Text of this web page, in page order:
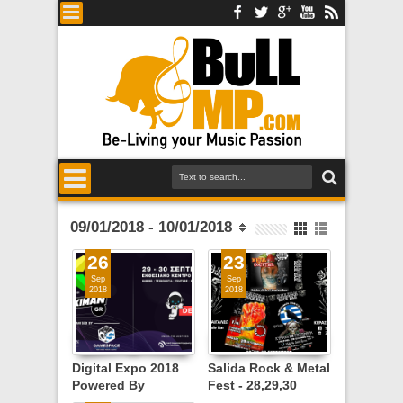
09/01/2018 - 10/01/2018
Digital Expo 2018
Powered By
26
Sep
2018
Salida Rock & Metal
Fest - 28,29,30
23
Sep
2018